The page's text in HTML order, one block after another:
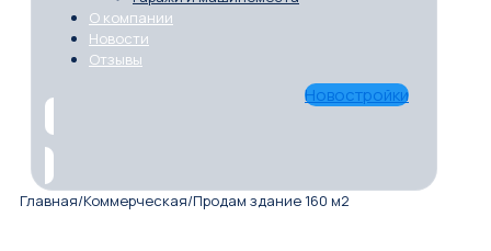
О компании
Новости
Отзывы
Новостройки
Главная/Коммерческая/Продам здание 160 м2